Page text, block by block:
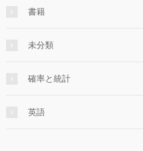
書籍
未分類
確率と統計
英語